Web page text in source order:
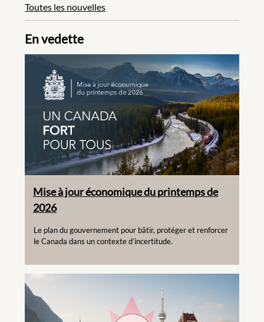
Toutes les nouvelles
En vedette
Mise à jour économique du printemps de
2026
Le plan du gouvernement pour bâtir, protéger et renforcer
le Canada dans un contexte d’incertitude.